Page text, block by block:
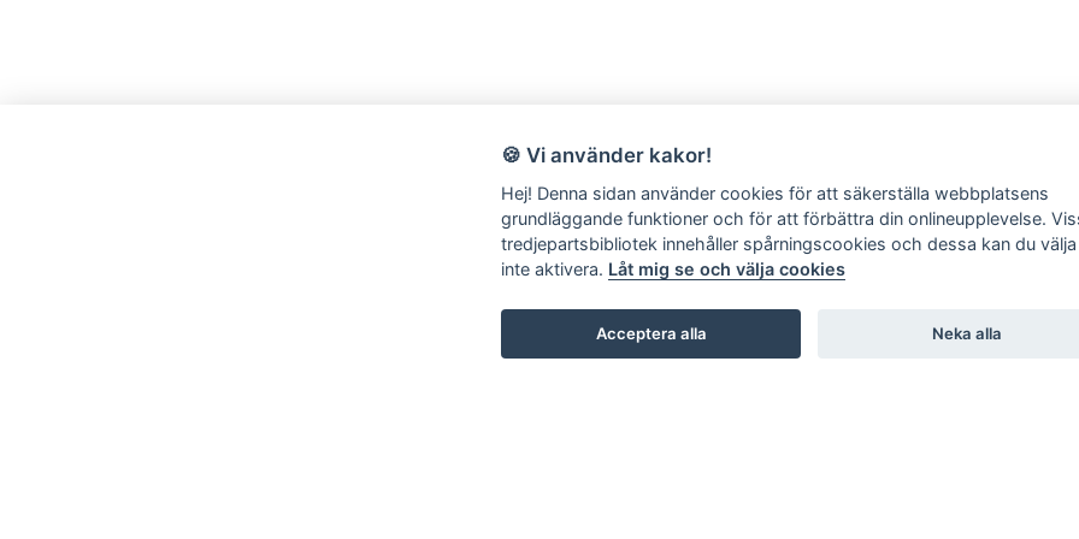
🍪 Vi använder kakor!
Hej! Denna sidan använder cookies för att säkerställa webbplatsens
grundläggande funktioner och för att förbättra din onlineupplevelse.
tredjepartsbibliotek innehåller spårningscookies och dessa kan du
inte aktivera. Låt mig se och välja cookies
Acceptera alla Neka alla